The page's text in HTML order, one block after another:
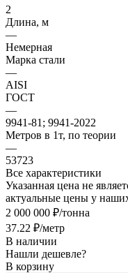
2
Длина, м
—
Немерная
Марка стали
—
AISI
ГОСТ
—
9941-81; 9941-2022
Метров в 1т, по теории
—
53723
Все характеристики
Указанная цена не
актуальные цены у
2 000 000 ₽/тонна
37.22 ₽/метр
В наличии
Нашли дешевле?
В корзину